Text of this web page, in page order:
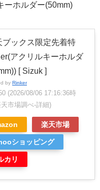
ーホルダー(50mm)
ブックス限定先着特
アクリルキーホルダ
[ Sizuk ]
by Rinker
(2026/08/06 17:16:36時
天市場調べ-詳細)
楽天市場
ショッピング
カリ